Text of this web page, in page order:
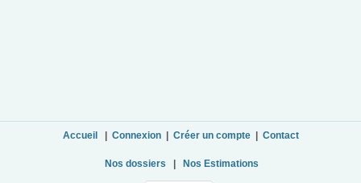
Accueil Connexion| Créer un compte| Contact
Nos dossiers Nos Estimations